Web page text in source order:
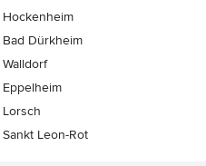
Hockenheim
Bad Dürkheim
Walldorf
Eppelheim
Lorsch
Sankt Leon-Rot